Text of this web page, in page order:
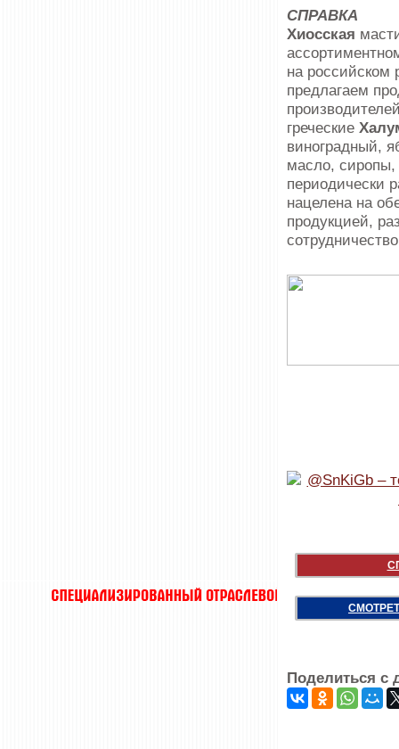
СПРАВКА
Хиосская
на российском
предлагаем
греческие
виноградный,
масло, сиропы,
периодически
нацелена на
продукцией,
Поделиться с